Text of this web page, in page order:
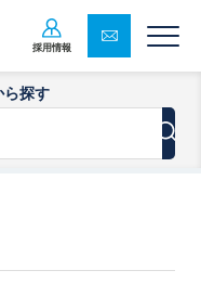
採用情報
ら探す